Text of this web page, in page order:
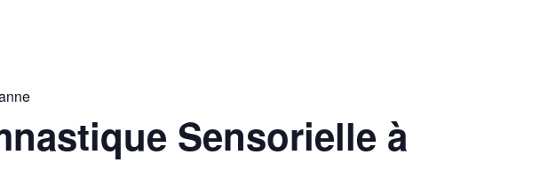
Sensorielle à